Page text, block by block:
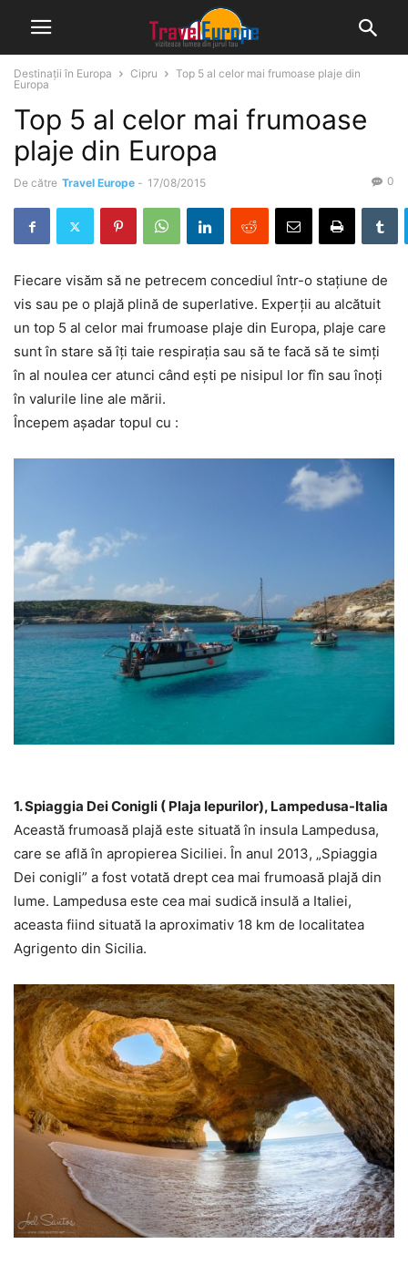
Destinații în Europa Cipru
Top 5 al celor mai frumoase plaje din
Europa
Top 5 al celor mai frumoase
plaje din Europa
De către Travel Europe - 17/08/2015 0
Fiecare visăm să ne petrecem concediul într-o stațiune de
vis sau pe o plajă plină de superlative. Experții au alcătuit
un top 5 al celor mai frumoase plaje din Europa, plaje care
sunt în stare să îți taie respirația sau să te facă să te simți
în al noulea cer atunci când ești pe nisipul lor fîn sau înoți
în valurile line ale mării.
Începem așadar topul cu :
1. Spiaggia Dei Conigli ( Plaja Iepurilor), Lampedusa-Italia
Această frumoasă plajă este situată în insula Lampedusa,
care se află în apropierea Siciliei. În anul 2013, „Spiaggia
Dei conigli” a fost votată drept cea mai frumoasă plajă din
lume. Lampedusa este cea mai sudică insulă a Italiei,
aceasta fiind situată la aproximativ 18 km de localitatea
Agrigento din Sicilia.